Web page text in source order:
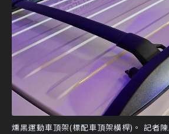
燻黑運動車頂架(標配車頂架橫桿)。 記者